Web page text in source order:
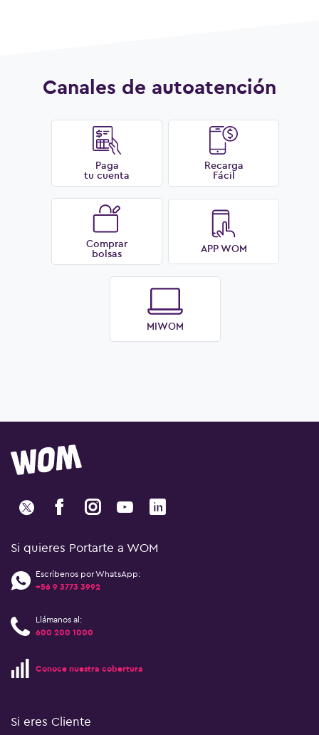
Canales de autoatención
Paga
tu cuenta
Recarga
Fácil
Comprar
bolsas APP WOM
MIWOM
Si quieres Portarte a WOM
Escríbenos por WhatsApp:
+56 9 3773 3992
Llámanos al:
600 200 1000
Conoce nuestra cobertura
Si eres Cliente